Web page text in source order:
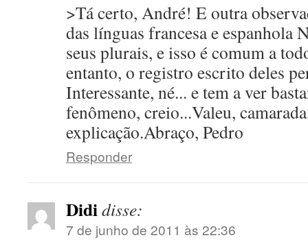
>Tá certo, André! E outra
das línguas francesa e espanhola
seus plurais, e isso é comum a
entanto, o registro escrito deles
Interessante, né... e tem a ver
fenômeno, creio...Valeu,
explicação.Abraço, Pedro
Responder
Dididisse:
7 de junho de 2011 às 22:36